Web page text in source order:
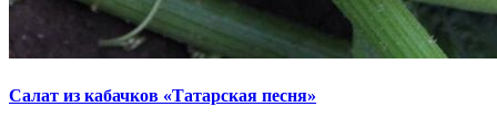
Салат из кабачков «Татарская песня»